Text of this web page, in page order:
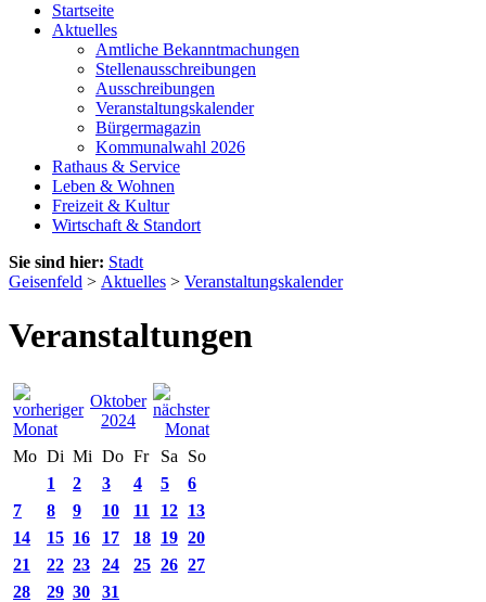
Startseite
Aktuelles
Amtliche Bekanntmachungen
Stellenausschreibungen
Ausschreibungen
Veranstaltungskalender
Bürgermagazin
Kommunalwahl 2026
Rathaus & Service
Leben & Wohnen
Freizeit & Kultur
Wirtschaft & Standort
Sie sind hier: Stadt
Geisenfeld > Aktuelles > Veranstaltungskalender
Veranstaltungen
Oktober
2024
Mo Di Mi Do Fr Sa
So
1
2 3 4 5
6
7
8 9 10 11 12 13
14
15 16 17 18 19 20
21
22 23 24 25 26 27
28
29 30
31